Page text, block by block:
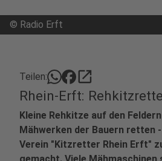
© Radio Erft
Teilen: open_in_new
Rhein-Erft:
Kleine Rehkitze auf den
Mähwerken der Bauern retten
Verein "Kitzretter Rhein Erft"